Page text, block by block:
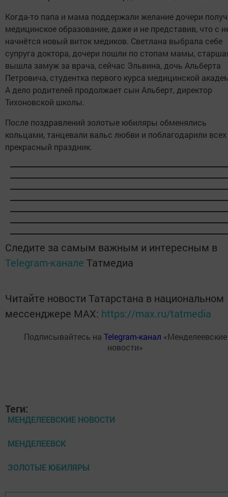
Когда-то папа и мама поддержали желание дочери
медицинское образование, даже и не представив, что с
начнётся новый виток медиков. Светлана выбрала себе
супруга доктора, дочери пошли по стопам мамы,
вышла замуж за врача, сейчас Эльвина, дочь Альберта
Петровича, студентка первого курса медицинской
А дело родителей продолжает сын Альберт, директор
Тихоновской школы.
После поздравлений золотые юбиляры обменялись
кольцами, танцевали вальс любви и поблагодарили всех
прекрасный праздник.
Следите за самым важным и интересным в
Telegram-канале Татмедиа
Читайте новости Татарстана в национальном
мессенджере MАХ: https://max.ru/tatmedia
Подписывайтесь на Telegram-канал «Менделеевские
новости»
Теги:
МЕНДЕЛЕЕВСКИЕ НОВОСТИ
МЕНДЕЛЕЕВСК
ЗОЛОТЫЕ ЮБИЛЯРЫ